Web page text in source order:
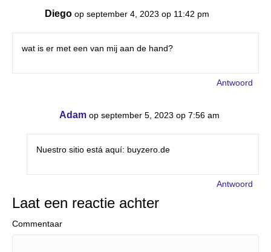
Diego op september 4, 2023 op 11:42 pm
wat is er met een van mij aan de hand?
Antwoord
Adam op september 5, 2023 op 7:56 am
Nuestro sitio está aquí: buyzero.de
Antwoord
Laat een reactie achter
Commentaar